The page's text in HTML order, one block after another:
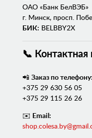
ОАО «Банк БелВЭБ»
г. Минск, просп.
БИК: BELBBY2X
📞
📲 Заказ по телефону:
+375 29 630 56 05
+375 29 115 26 26
✉️ Email: